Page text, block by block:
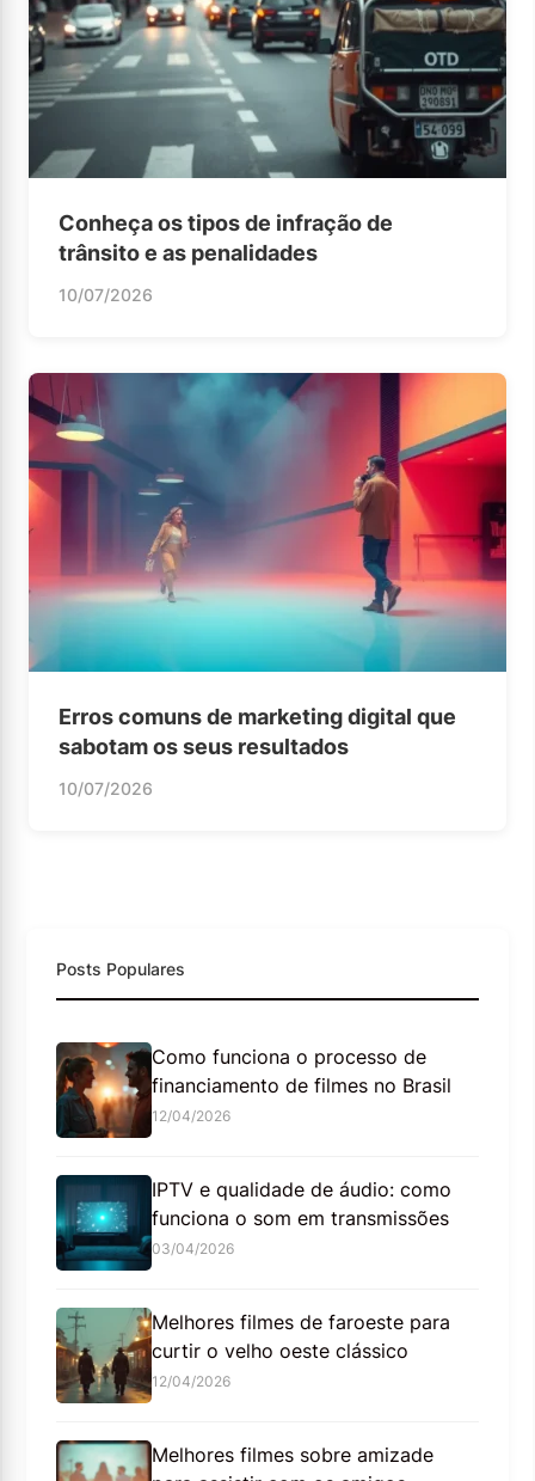
Conheça os tipos de infração de
trânsito e as penalidades
10/07/2026
Erros comuns de marketing digital que
sabotam os seus resultados
10/07/2026
Posts Populares
Como funciona o processo de
financiamento de filmes no Brasil
12/04/2026
IPTV e qualidade de áudio: como
funciona o som em transmissões
03/04/2026
Melhores filmes de faroeste para
curtir o velho oeste clássico
12/04/2026
Melhores filmes sobre amizade